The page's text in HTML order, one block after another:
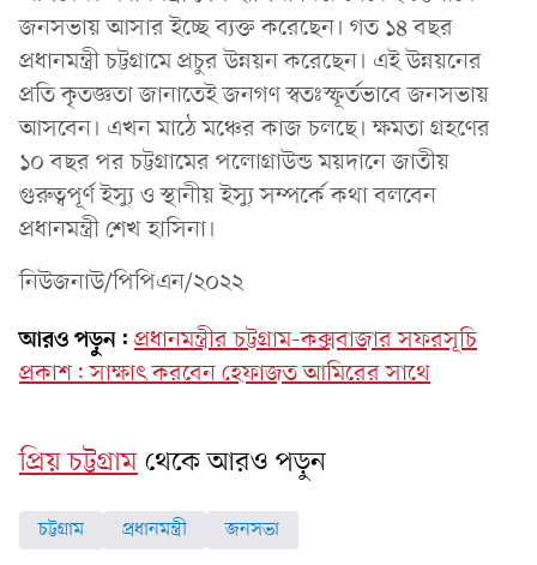
জনসভায় আসার ইচ্ছে ব্যক্ত করেছেন। গত ১৪ বছর
প্রধানমন্ত্রী চট্টগ্রামে প্রচুর উন্নয়ন করেছেন। এই উন্নয়নের
প্রতি কৃতজ্ঞতা জানাতেই জনগণ স্বতঃস্ফূর্তভাবে জনসভায়
আসবেন। এখন মাঠে মঞ্চের কাজ চলছে। ক্ষমতা গ্রহণের
১০ বছর পর চট্টগ্রামের পলোগ্রাউন্ড ময়দানে জাতীয়
গুরুত্বপূর্ণ ইস্যু ও স্থানীয় ইস্যু সম্পর্কে কথা বলবেন
প্রধানমন্ত্রী শেখ হাসিনা।
নিউজনাউ/পিপিএন/২০২২
আরও পড়ুন: প্রধানমন্ত্রীর চট্টগ্রাম-কক্সবাজার সফরসূচি
প্রকাশ: সাক্ষাৎ করবেন হেফাজত আমিরের সাথে
প্রিয় চট্টগ্রামথেকে আরও পড়ুন
চট্টগ্রাম প্রধানমন্ত্রী জনসভা